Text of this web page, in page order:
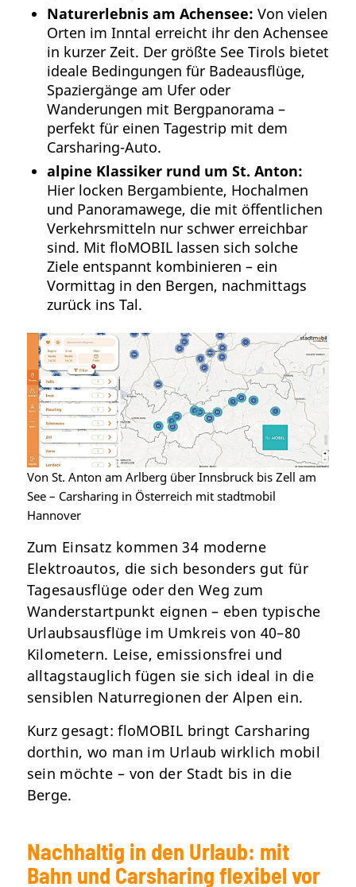
Naturerlebnis am Achensee: Von vielen
Orten im Inntal erreicht ihr den Achensee
in kurzer Zeit. Der größte See Tirols bietet
ideale Bedingungen für Badeausflüge,
Spaziergänge am Ufer oder
Wanderungen mit Bergpanorama –
perfekt für einen Tagestrip mit dem
Carsharing-Auto.
alpine Klassiker rund um St. Anton:
Hier locken Bergambiente, Hochalmen
und Panoramawege, die mit öffentlichen
Verkehrsmitteln nur schwer erreichbar
sind. Mit floMOBIL lassen sich solche
Ziele entspannt kombinieren – ein
Vormittag in den Bergen, nachmittags
zurück ins Tal.
Von St. Anton am Arlberg über Innsbruck bis Zell am
See – Carsharing in Österreich mit stadtmobil
Hannover
Zum Einsatz kommen 34 moderne
Elektroautos, die sich besonders gut für
Tagesausflüge oder den Weg zum
Wanderstartpunkt eignen – eben typische
Urlaubsausflüge im Umkreis von 40–80
Kilometern. Leise, emissionsfrei und
alltagstauglich fügen sie sich ideal in die
sensiblen Naturregionen der Alpen ein.
Kurz gesagt: floMOBIL bringt Carsharing
dorthin, wo man im Urlaub wirklich mobil
sein möchte – von der Stadt bis in die
Berge.
Nachhaltig in den Urlaub: mit
Bahn und Carsharing flexibel vor